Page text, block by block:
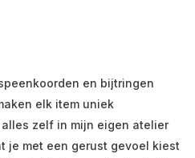
en bijtringen
elk item uniek
alles zelf in mijn eigen atelier
je met een gerust gevoel kiest